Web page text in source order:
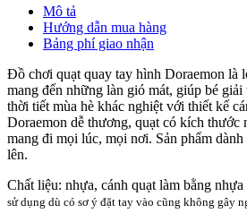
Mô tả
Hướng dẫn mua hàng
Bảng phí giao nhận
Đồ chơi quạt quay tay hình Doraemon là
mang đến những làn gió mát, giúp bé
thời tiết mùa hè khác nghiệt với thiết kế
Doraemon dễ thương, quạt có kích thước
mang đi mọi lúc, mọi nơi. Sản phẩm
lên.
Chất liệu: nhựa, cánh quạt làm bằng nhựa
sử dụng dù có sơ ý đặt tay vào cũng không gây